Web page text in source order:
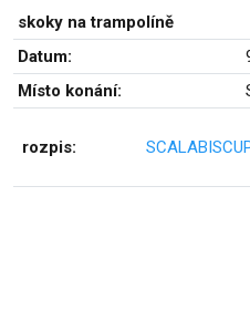
skoky na trampolíně
Datum:
Místo konání:
rozpis: